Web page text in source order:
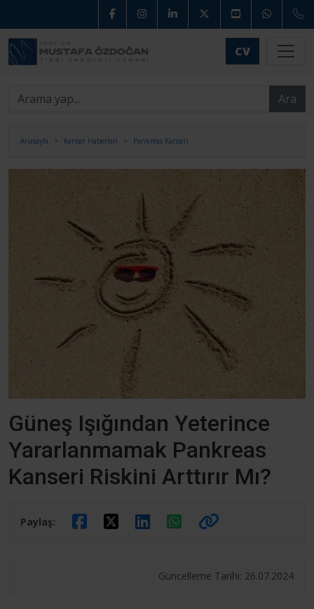
CV
Ara
Anasayfa Kanser Haberleri Pankreas Kanseri
Güneş Işığından Yeterince
Yararlanmamak Pankreas
Kanseri Riskini Arttırır Mı?
Paylaş:
Güncelleme Tarihi: 26.07.2024